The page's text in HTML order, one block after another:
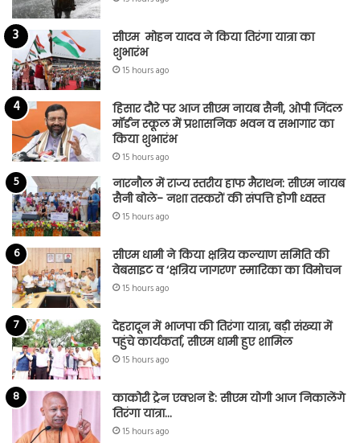
सीएम मोहन यादव ने किया तिरंगा यात्रा का
शुभारंभ
15 hours ago
हिसार दौरे पर आज सीएम नायब सैनी, ओपी जिंदल
मॉर्डन स्कूल में प्रशासनिक भवन व सभागार का
किया शुभारंभ
15 hours ago
नारनौल में राज्य स्तरीय हाफ मैराथन: सीएम नायब
सैनी बोले- नशा तस्करों की संपत्ति होगी ध्वस्त
15 hours ago
सीएम धामी ने किया क्षत्रिय कल्याण समिति की
वेबसाइट व ‘क्षत्रिय जागरण’ स्मारिका का विमोचन
15 hours ago
देहरादून में भाजपा की तिरंगा यात्रा, बड़ी संख्या में
पहुंचे कार्यकर्ता, सीएम धामी हुए शामिल
15 hours ago
काकोरी ट्रेन एक्शन डे: सीएम योगी आज निकालेंगे
तिरंगा यात्रा…
15 hours ago